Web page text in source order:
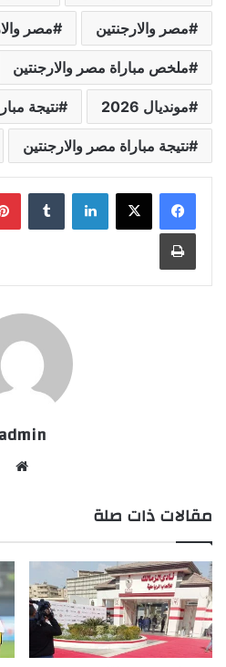
مصر والارجنتين مصر
ملخص مباراة مصر والارجنتين
مونديال 2026 نتيجة
نتيجة مباراة مصر والارجنتين
لينكدإن
طباعة
admin
مقالات ذات صلة